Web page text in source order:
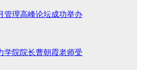
管理高峰论坛成功举办
学院院长曹朝霞老师受